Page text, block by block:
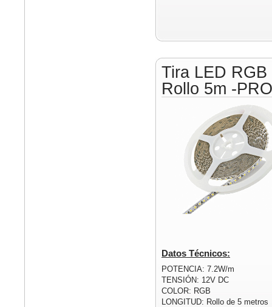
Tira LED
Rollo 5m -
Datos Técnicos:
POTENCIA: 7.2W/m
TENSIÓN: 12V DC
COLOR: RGB
LONGITUD: Rollo de 5 metros